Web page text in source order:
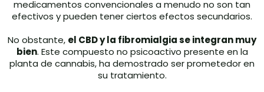
medicamentos convencionales a menudo no son tan
efectivos y pueden tener ciertos efectos secundarios.
No obstante, el CBD y la fibromialgia se integran muy
bien. Este compuesto no psicoactivo presente en la
planta de cannabis, ha demostrado ser prometedor en
su tratamiento.